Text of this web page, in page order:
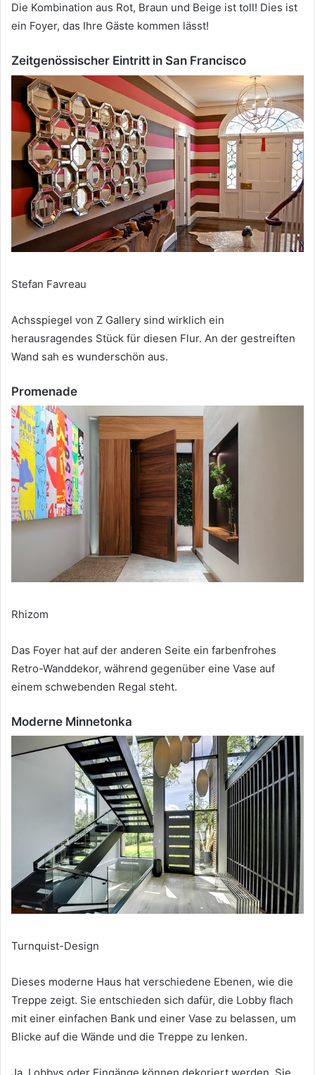
Die Kombination aus Rot, Braun und Beige ist toll! Dies ist
ein Foyer, das Ihre Gäste kommen lässt!
Zeitgenössischer Eintritt in San Francisco
Stefan Favreau
Achsspiegel von Z Gallery sind wirklich ein
herausragendes Stück für diesen Flur. An der gestreiften
Wand sah es wunderschön aus.
Promenade
Rhizom
Das Foyer hat auf der anderen Seite ein farbenfrohes
Retro-Wanddekor, während gegenüber eine Vase auf
einem schwebenden Regal steht.
Moderne Minnetonka
Turnquist-Design
Dieses moderne Haus hat verschiedene Ebenen, wie die
Treppe zeigt. Sie entschieden sich dafür, die Lobby flach
mit einer einfachen Bank und einer Vase zu belassen, um
Blicke auf die Wände und die Treppe zu lenken.